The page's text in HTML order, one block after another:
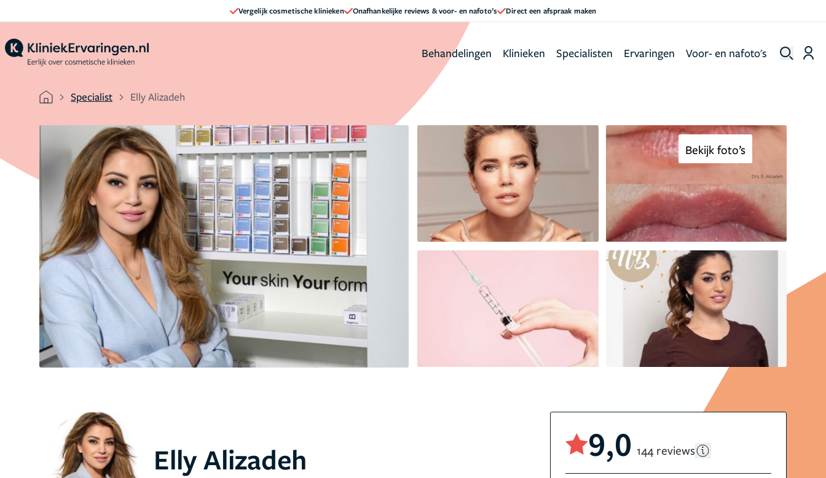
Vergelijk cosmetische klinieken Onafhankelijke reviews & voor- en nafoto’s Direct een afspraak maken
Behandelingen Klinieken Specialisten Ervaringen Voor- en nafoto's
Specialist Elly Alizadeh
Bekijk foto’s
Elly Alizadeh 9,0 144 reviews